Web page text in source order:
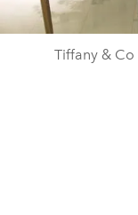
Tiffany &